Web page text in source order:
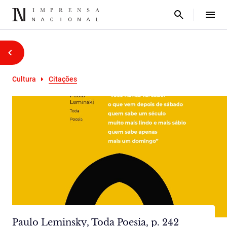
Cultura Citações
Paulo Leminsky, Toda Poesia, p. 242